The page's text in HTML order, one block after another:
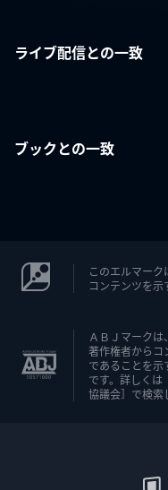
ライブ配信との一致
ブックとの一致
このエルマー
コンテンツを
ＡＢＪマークは
著作権者からコ
であることを示
です。詳しくは
協議会］で検索